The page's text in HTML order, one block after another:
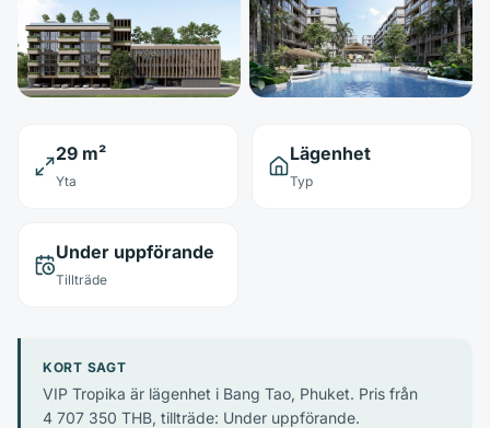
29 m²
Yta
Lägenhet
Typ
Under uppförande
Tillträde
KORT SAGT
VIP Tropika är lägenhet i Bang Tao, Phuket. Pris från
4 707 350 THB, tillträde: Under uppförande.